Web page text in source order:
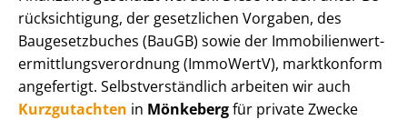
rück­sich­ti­gung, der gesetzlichen Vorgaben, des
Baugesetzbuches (BauGB) sowie der Im­mo­bi­li­en­wert­
ermitt­lungs­ver­ord­nung (ImmoWertV), marktkonform
angefertigt. Selbst­ver­ständ­lich arbeiten wir auch
Kurzgutachten in Mönkebergfür private Zwecke